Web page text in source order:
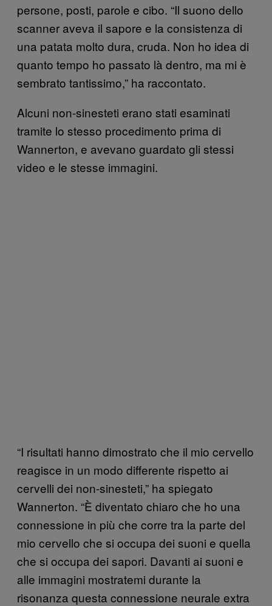
persone, posti, parole e cibo. “Il suono dello
scanner aveva il sapore e la consistenza di
una patata molto dura, cruda. Non ho idea di
quanto tempo ho passato là dentro, ma mi è
sembrato tantissimo,” ha raccontato.
Alcuni non-sinesteti erano stati esaminati
tramite lo stesso procedimento prima di
Wannerton, e avevano guardato gli stessi
video e le stesse immagini.
“I risultati hanno dimostrato che il mio cervello
reagisce in un modo differente rispetto ai
cervelli dei non-sinesteti,” ha spiegato
Wannerton. “È diventato chiaro che ho una
connessione in più che corre tra la parte del
mio cervello che si occupa dei suoni e quella
che si occupa dei sapori. Davanti ai suoni e
alle immagini mostratemi durante la
risonanza questa connessione neurale extra